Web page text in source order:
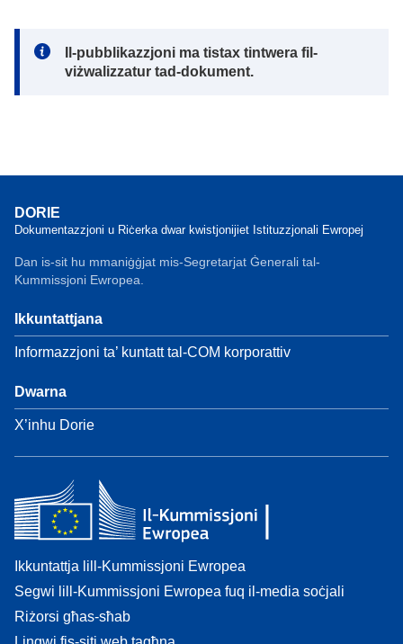
Note:
Il-pubblikazzjoni ma tistax tintwera fil-
viżwalizzatur tad-dokument.
DORIE
Dokumentazzjoni u Riċerka dwar kwistjonijiet Istituzzjonali Ewropej
Dan is-sit hu mmaniġġjat mis-Segretarjat Ġenerali tal-
Kummissjoni Ewropea.
Ikkuntattjana
Informazzjoni ta’ kuntatt tal-COM korporattiv
Dwarna
X’inhu Dorie
Ikkuntattja lill-Kummissjoni Ewropea
Segwi lill-Kummissjoni Ewropea fuq il-media soċjali
Riżorsi għas-sħab